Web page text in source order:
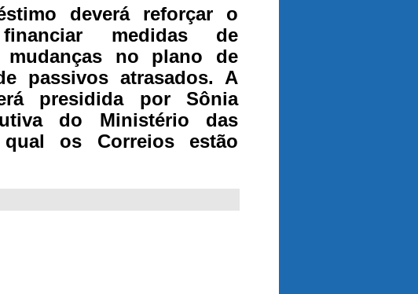
deverá reforçar o
medidas de
mudanças no plano de
passivos atrasados. A
presidida por Sônia
do Ministério das
os Correios estão